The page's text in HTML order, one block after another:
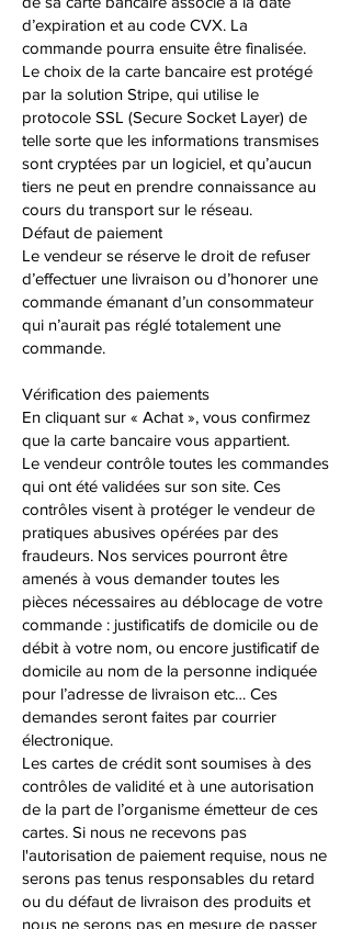
d’expiration et au code CVX. La
commande pourra ensuite être finalisée.
Le choix de la carte bancaire est protégé
par la solution Stripe, qui utilise le
protocole SSL (Secure Socket Layer) de
telle sorte que les informations transmises
sont cryptées par un logiciel, et qu’aucun
tiers ne peut en prendre connaissance au
cours du transport sur le réseau.
Défaut de paiement
Le vendeur se réserve le droit de refuser
d’effectuer une livraison ou d’honorer une
commande émanant d’un consommateur
qui n’aurait pas réglé totalement une
commande.
Vérification des paiements
En cliquant sur « Achat », vous confirmez
que la carte bancaire vous appartient.
Le vendeur contrôle toutes les commandes
qui ont été validées sur son site. Ces
contrôles visent à protéger le vendeur de
pratiques abusives opérées par des
fraudeurs. Nos services pourront être
amenés à vous demander toutes les
pièces nécessaires au déblocage de votre
commande : justificatifs de domicile ou de
débit à votre nom, ou encore justificatif de
domicile au nom de la personne indiquée
pour l’adresse de livraison etc… Ces
demandes seront faites par courrier
électronique.
Les cartes de crédit sont soumises à des
contrôles de validité et à une autorisation
de la part de l’organisme émetteur de ces
cartes. Si nous ne recevons pas
l'autorisation de paiement requise, nous ne
serons pas tenus responsables du retard
ou du défaut de livraison des produits et
nous ne serons pas en mesure de passer